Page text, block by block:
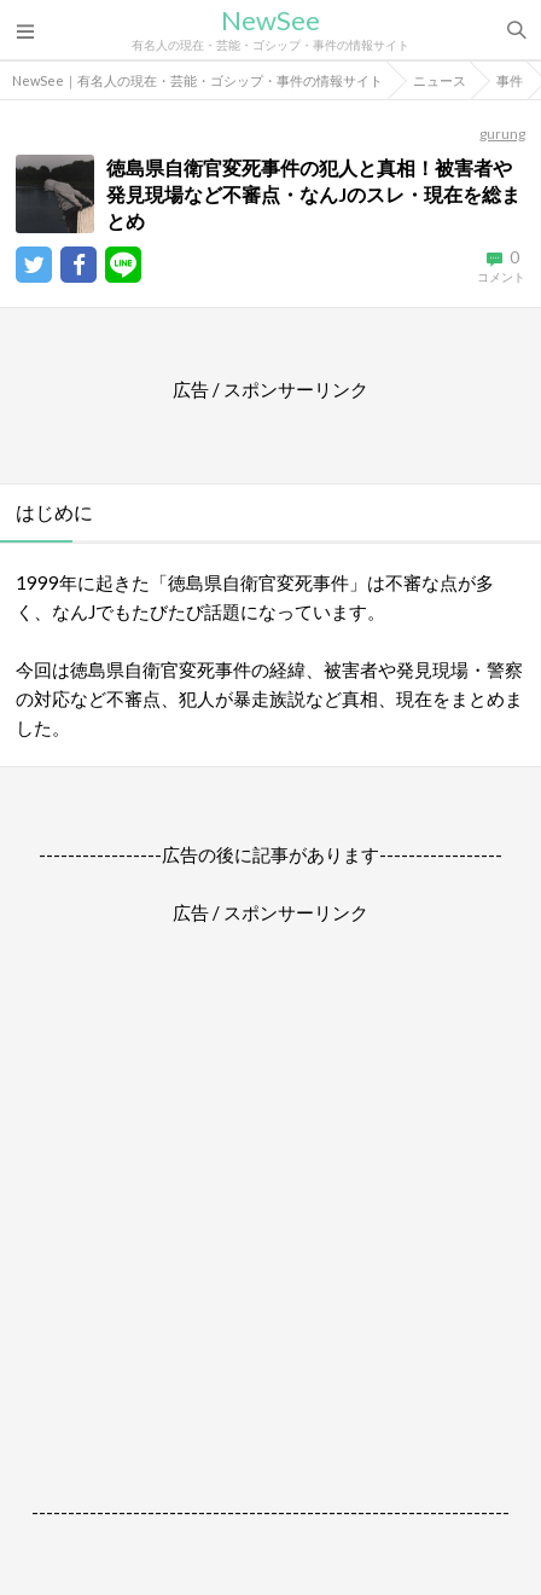
NewSee
有名人の現在・芸能・ゴシップ・事件の情報サイト
NewSee｜有名人の現在・芸能・ゴシップ・事件の情報サイト ニュース 事件
gurung
徳島県自衛官変死事件の犯人と真相！被害者や
発見現場など不審点・なんJのスレ・現在を総ま
とめ
0
コメント
広告 / スポンサーリンク
はじめに
1999年に起きた「徳島県自衛官変死事件」は不審な点が多
く、なんJでもたびたび話題になっています。
今回は徳島県自衛官変死事件の経緯、被害者や発見現場・警察
の対応など不審点、犯人が暴走族説など真相、現在をまとめま
した。
-----------------広告の後に記事があります-----------------
広告 / スポンサーリンク
------------------------------------------------------------------